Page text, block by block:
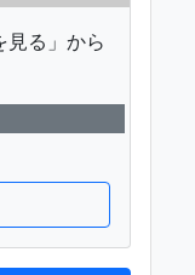
見る」から